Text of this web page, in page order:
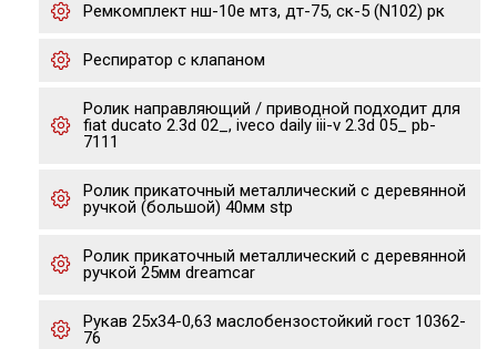
Ремкомплект нш-10е мтз, дт-75, ск-5 (N102) рк
Респиратор с клапаном
Ролик направляющий / приводной подходит для
fiat ducato 2.3d 02_, iveco daily iii-v 2.3d 05_ pb-
7111
Ролик прикаточный металлический с деревянной
ручкой (большой) 40мм stp
Ролик прикаточный металлический с деревянной
ручкой 25мм dreamcar
Рукав 25х34-0,63 маслобензостойкий гост 10362-
76